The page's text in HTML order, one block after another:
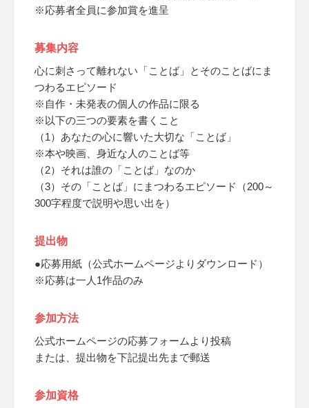
※応募者全員に参加賞を進呈
募集内容
心に刺さって離れない「ことば」とそのことばにま
つわるエピソード
※自作・未発表の個人の作品に限る
※以下の三つの要素を書くこと
（1）あなたの心に響いた大切な「ことば」
※本や映画、身近な人のことば等
（2）それは誰の「ことば」なのか
（3）その「ことば」にまつわるエピソード（200～
300字程度で説明や思い出を）
提出物
●応募用紙（公式ホームページよりダウンロード）
※応募は一人1作品のみ
参加方法
公式ホームページの応募フォームより投稿
または、提出物を下記提出先まで郵送
参加資格